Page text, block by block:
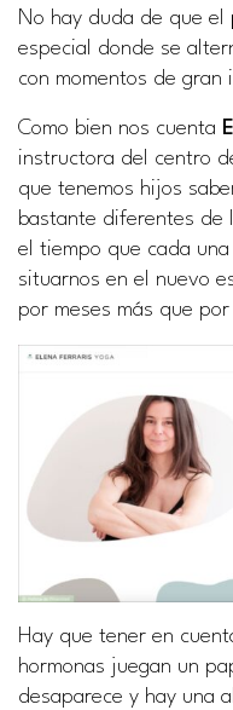
No hay duda de que el
especial donde se
con momentos de gran
Como bien nos cuenta
instructora del centro
que tenemos hijos
bastante diferentes de
el tiempo que cada
situarnos en el nuevo
por meses más que por
Hay que tener en
hormonas juegan un
desaparece y hay una